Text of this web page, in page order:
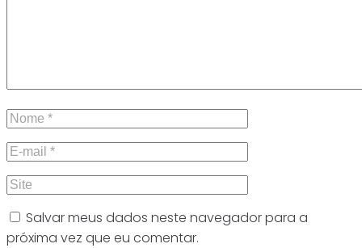
Salvar meus dados neste navegador para a
próxima vez que eu comentar.